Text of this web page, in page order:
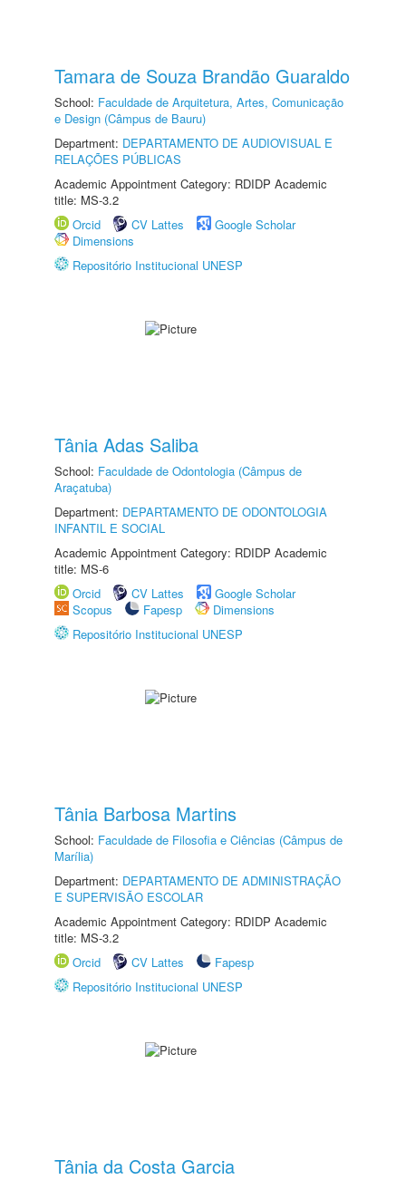
Tamara de Souza Brandão Guaraldo
School: Faculdade de Arquitetura, Artes, Comunicação
e Design (Câmpus de Bauru)
Department: DEPARTAMENTO DE AUDIOVISUAL E
RELAÇÕES PÚBLICAS
Academic Appointment Category: RDIDP Academic
title: MS-3.2
Orcid
CV Lattes
Google Scholar
Dimensions
Repositório Institucional UNESP
Tânia Adas Saliba
School: Faculdade de Odontologia (Câmpus de
Araçatuba)
Department: DEPARTAMENTO DE ODONTOLOGIA
INFANTIL E SOCIAL
Academic Appointment Category: RDIDP Academic
title: MS-6
Orcid
CV Lattes
Google Scholar
Scopus
Fapesp
Dimensions
Repositório Institucional UNESP
Tânia Barbosa Martins
School: Faculdade de Filosofia e Ciências (Câmpus de
Marília)
Department: DEPARTAMENTO DE ADMINISTRAÇÃO
E SUPERVISÃO ESCOLAR
Academic Appointment Category: RDIDP Academic
title: MS-3.2
Orcid
CV Lattes
Fapesp
Repositório Institucional UNESP
Tânia da Costa Garcia